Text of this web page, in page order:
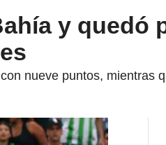
y quedó
nueve puntos, mientras